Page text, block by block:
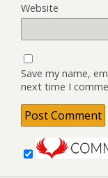
Website
Save my name,
next time I